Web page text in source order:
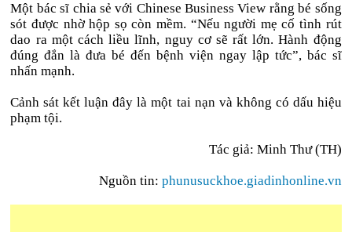
Một bác sĩ chia sẻ với Chinese Business View rằng bé sống
sót được nhờ hộp sọ còn mềm. “Nếu người mẹ cố tình rút
dao ra một cách liều lĩnh, nguy cơ sẽ rất lớn. Hành động
đúng đắn là đưa bé đến bệnh viện ngay lập tức”, bác sĩ
nhấn mạnh.
Cảnh sát kết luận đây là một tai nạn và không có dấu hiệu
phạm tội.
Tác giả: Minh Thư (TH)
Nguồn tin: phunusuckhoe.giadinhonline.vn